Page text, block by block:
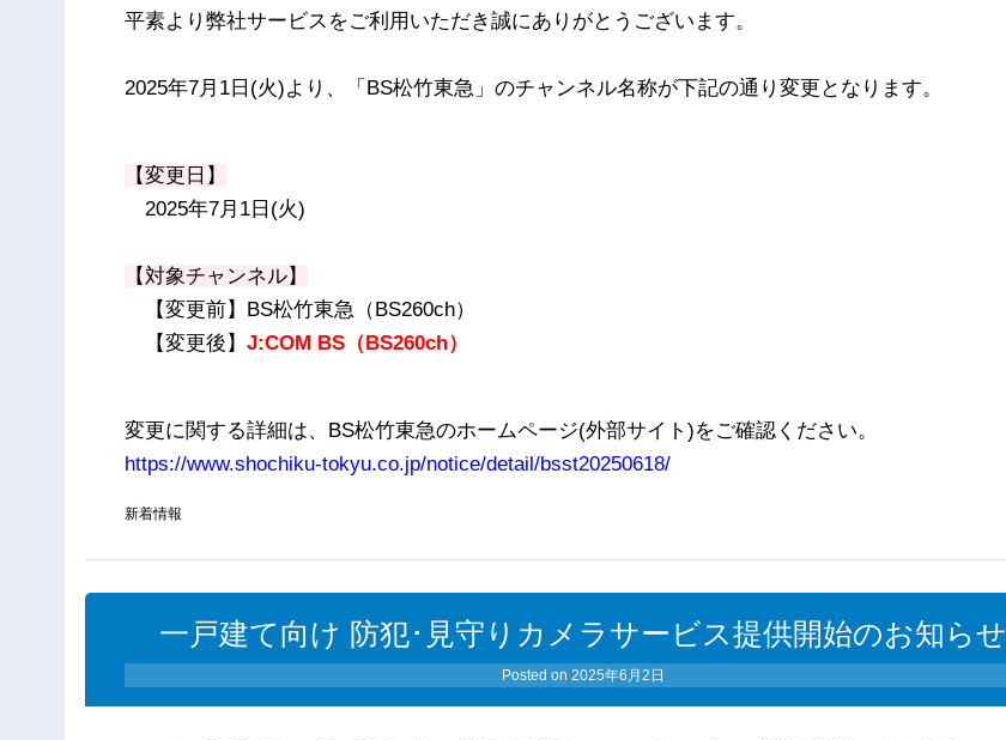
平素より弊社サービスをご利用いただき誠にありがとうございます。
2025年7月1日(火)より、「BS松竹東急」のチャンネル名称が下記の通り変更となります。
【変更日】
2025年7月1日(火)
【対象チャンネル】
【変更前】BS松竹東急（BS260ch）
【変更後】J:COM BS（BS260ch）
変更に関する詳細は、BS松竹東急のホームページ(外部サイト)をご確認ください。
https://www.shochiku-tokyu.co.jp/notice/detail/bsst20250618/
新着情報
一戸建て向け 防犯･見守りカメラサービス提供開始のお知らせ
Posted on 2025年6月2日